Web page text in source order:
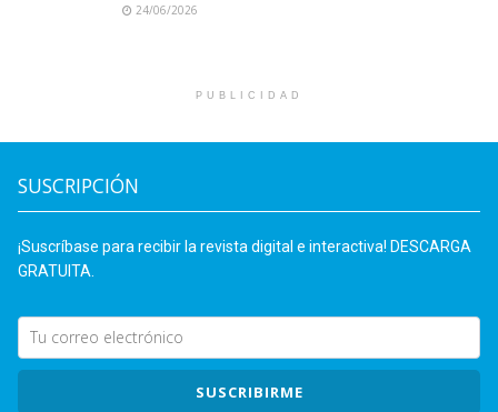
24/06/2026
PUBLICIDAD
SUSCRIPCIÓN
¡Suscríbase para recibir la revista digital e interactiva! DESCARGA
GRATUITA.
SUSCRIBIRME